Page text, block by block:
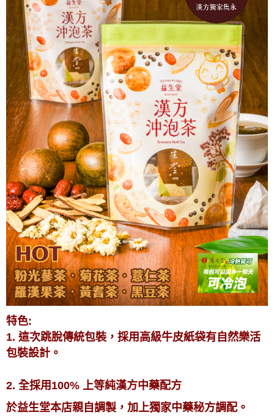
特色:
1. 這次跳脫傳統包裝，採用高級牛皮紙袋有自然樂活
包裝設計。
2. 全採用100% 上等純漢方中藥配方
於益生堂本店親自調製， 加上獨家中藥秘方調配。